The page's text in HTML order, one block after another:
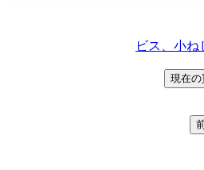
ビス、小